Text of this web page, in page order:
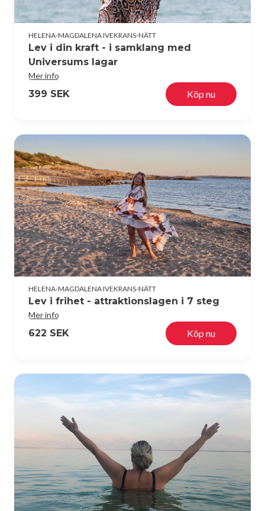
HELENA-MAGDALENA IVEKRANS-NÄTT
Lev i din kraft - i samklang med
Universums lagar
Mer info
399 SEK Köp nu
HELENA-MAGDALENA IVEKRANS-NÄTT
Lev i frihet - attraktionslagen i 7 steg
Mer info
622 SEK Köp nu